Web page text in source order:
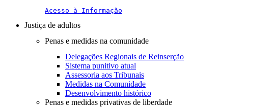
Acesso à Informação
Justiça de adultos
Penas e medidas na comunidade
Delegações Regionais de Reinserção
Sistema punitivo atual
Assessoria aos Tribunais
Medidas na Comunidade
Desenvolvimento histórico
Penas e medidas privativas de liberdade